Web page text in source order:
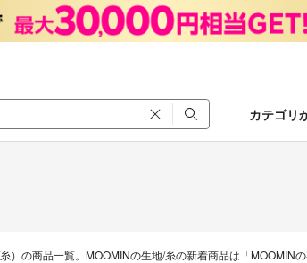
カテゴリ
糸）の商品一覧。MOOMINの生地/糸の新着商品は「